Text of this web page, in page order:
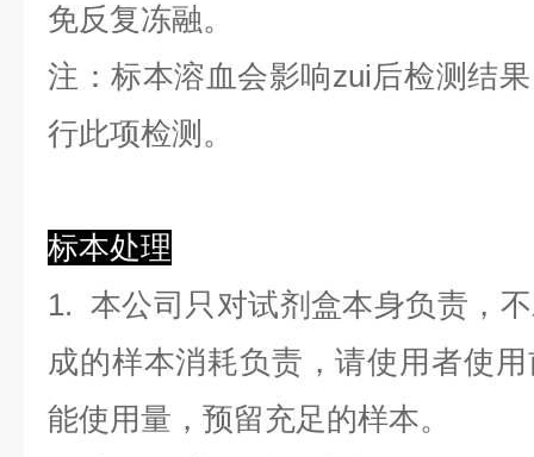
免反复冻融。
注：标本溶血会影响zui后检测结
行此项检测。
标本处理
1. 本公司只对试剂盒本身负责，
成的样本消耗负责，请使用者使
能使用量，预留充足的样本。